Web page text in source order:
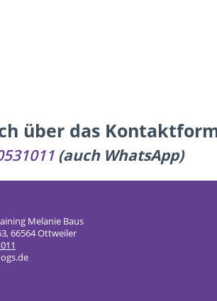
über das
(auch WhatsApp)
Melanie Baus
66564 Ottweiler